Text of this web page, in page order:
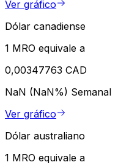
Ver gráfico
Dólar canadiense
1 MRO equivale a
0,00347763 CAD
NaN (NaN%) Semanal
Ver gráfico
Dólar australiano
1 MRO equivale a